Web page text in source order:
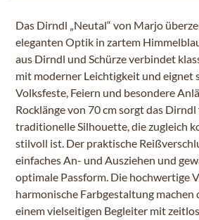
Das Dirndl „Neutal“ von Marjo
eleganten Optik in zartem
aus Dirndl und Schürze verbindet
mit moderner Leichtigkeit und eignet
Volksfeste, Feiern und besondere
Rocklänge von 70 cm sorgt das
traditionelle Silhouette, die zugleich
stilvoll ist. Der praktische
einfaches An- und Ausziehen und
optimale Passform. Die hochwertige
harmonische Farbgestaltung machen
einem vielseitigen Begleiter mit